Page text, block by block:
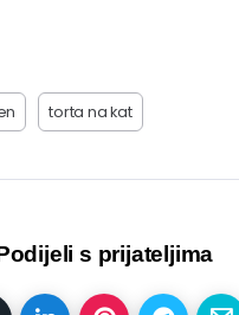
torta na kat
s prijateljima